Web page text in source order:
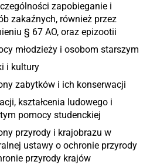
zapobieganie i
zakaźnych, również przez
§ 67 AO, oraz epizootii
młodzieży i osobom starszym
i kultury
zabytków i ich konserwacji
kształcenia ludowego i
pomocy studenckiej
przyrody i krajobrazu w
ustawy o ochronie przyrody
przyrody krajów